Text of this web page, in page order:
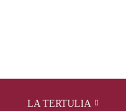
LA TERTULIA